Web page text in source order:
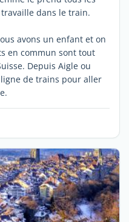
travaille dans le train.
avons un enfant et on
en commun sont tout
Depuis Aigle ou
de trains pour aller